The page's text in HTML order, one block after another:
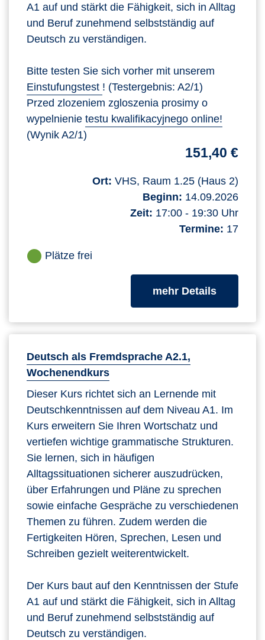
A1 auf und stärkt die Fähigkeit, sich in Alltag
und Beruf zunehmend selbstständig auf
Deutsch zu verständigen.
Bitte testen Sie sich vorher mit unserem
Einstufungstest ! (Testergebnis: A2/1)
Przed zlozeniem zgloszenia prosimy o
wypelnienie testu kwalifikacyjnego online!
(Wynik A2/1)
151,40 €
Ort: VHS, Raum 1.25 (Haus 2)
Beginn: 14.09.2026
Zeit: 17:00 - 19:30 Uhr
Termine: 17
Plätze frei
mehr Detailszum
Deutsch als Fremdsprache A2.1,
Wochenendkurs
Dieser Kurs richtet sich an Lernende mit
Deutschkenntnissen auf dem Niveau A1. Im
Kurs erweitern Sie Ihren Wortschatz und
vertiefen wichtige grammatische Strukturen.
Sie lernen, sich in häufigen
Alltagssituationen sicherer auszudrücken,
über Erfahrungen und Pläne zu sprechen
sowie einfache Gespräche zu verschiedenen
Themen zu führen. Zudem werden die
Fertigkeiten Hören, Sprechen, Lesen und
Schreiben gezielt weiterentwickelt.
Der Kurs baut auf den Kenntnissen der Stufe
A1 auf und stärkt die Fähigkeit, sich in Alltag
und Beruf zunehmend selbstständig auf
Deutsch zu verständigen.